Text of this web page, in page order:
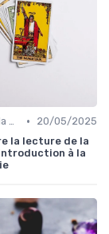
Lecture de la main •
20/05/2025
la lecture de la
à la